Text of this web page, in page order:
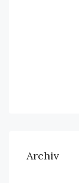
Archiv